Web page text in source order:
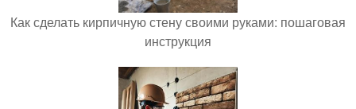
Как сделать кирпичную стену своими руками: пошаговая
инструкция